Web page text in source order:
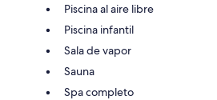
Piscina al aire libre
Piscina infantil
Sala de vapor
Sauna
Spa completo